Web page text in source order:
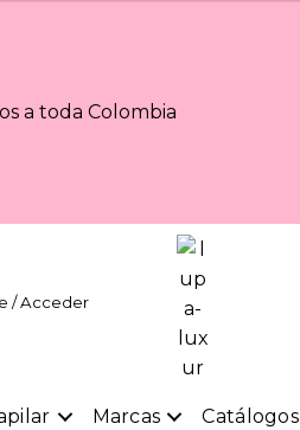
a toda Colombia
/ Acceder
Marcas Catálogos